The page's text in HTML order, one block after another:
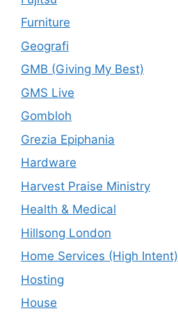
Furniture
Geografi
GMB (Giving My Best)
GMS Live
Gombloh
Grezia Epiphania
Hardware
Harvest Praise Ministry
Health & Medical
Hillsong London
Home Services (High Intent)
Hosting
House